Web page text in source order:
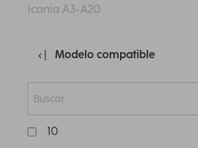
Iconia A3-A20
Modelo compatible
10